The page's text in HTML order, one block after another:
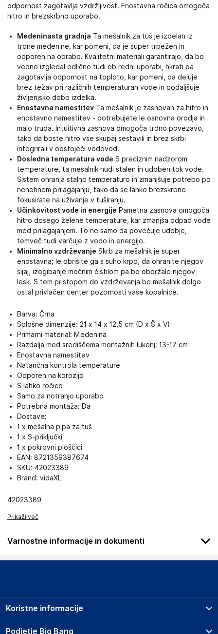
odpornost zagotavlja vzdržljivost. Enostavna ročica omogoča
hitro in brezskrbno uporabo.
Medeninasta gradnja Ta mešalnik za tuš je izdelan iz
trdne medenine, kar pomeni, da je super trpežen in
odporen na obrabo. Kvalitetni materiali garantirajo, da bo
vedno izgledal odlično tudi ob redni uporabi, hkrati pa
zagotavlja odpornost na toploto, kar pomeni, da deluje
brez težav pri različnih temperaturah vode in podaljšuje
življenjsko dobo izdelka.
Enostavna namestitev Ta mešalnik je zasnovan za hitro in
enostavno namestitev - potrebujete le osnovna orodja in
malo truda. Intuitivna zasnova omogoča trdno povezavo,
tako da boste hitro vse skupaj sestavili in brez skrbi
integrirali v obstoječi vodovod.
Dosledna temperatura vode S preciznim nadzorom
temperature, ta mešalnik nudi stalen in udoben tok vode.
Sistem ohranja stalno temperaturo in zmanjšuje potrebo po
nenehnem prilagajanju, tako da se lahko brezskrbno
fokusirate na uživanje v tuširanju.
Učinkovitost vode in energije Pametna zasnova omogoča
hitro dosego želene temperature, kar zmanjša odpad vode
med prilagajanjem. To ne samo da povečuje udobje,
temveč tudi varčuje z vodo in energijo.
Minimalno vzdrževanje Skrb za mešalnik je super
enostavna; le obrišite ga s suho krpo, da ohranite njegov
sijaj, izogibanje močnim čistilom pa bo obdržalo njegov
lesk. S tem pristopom do vzdrževanja bo mešalnik dolgo
ostal privlačen center pozornosti vaše kopalnice.
Barva: Črna
Splošne dimenzije: 21 x 14 x 12,5 cm (D x Š x V)
Primarni material: Medenina
Razdalja med središčema montažnih lukenj: 13-17 cm
Enostavna namestitev
Natančna kontrola temperature
Odporen na korozijo
S lahko ročico
Samo za notranjo uporabo
Potrebna montaža: Da
Dostave:
1 x mešalna pipa za tuš
1 x S-priključki
1 x pokrovni ploščici
EAN: 8721359387674
SKU: 42023389
Brand: vidaXL
42023389
Prikaži več
Varnostne informacije in dokumenti
Podatki o proizvajalcu
vidaXL
Podjetje Big Bang
Koristne informacije
Prodajna mesta